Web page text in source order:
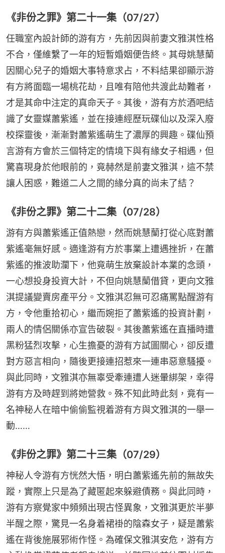
《非份之罪》第二十一集（07/27）
任職室內設計師的游有方，先前因與前妻文雅淇性格
不合，僅維繫了一年的短暫婚姻便告終。其母姚慧蘭
因關心兒子的婚姻大事特意求占，不料結果卻顯示游
有方將面臨一場桃花劫，且唯有陪他共渡此劫難者，
才是其命中注定的真命天子。其後，游有方於酒吧結
識了女靈媒蕭紫遙，並在接連經歷玩碟仙以及深入廢
校探靈後，漸漸對蕭紫遙萌生了濃厚的興趣。碟仙預
言游有方會於三個特定的情境下與有緣女子相遇，但
驚喜現身於他眼前的，竟赫然是前妻文雅淇，這不禁
讓人困惑，難道二人之間的緣分真的尚未了結？
《非份之罪》第二十二集（07/28）
游有方與蕭紫遙正值熱戀，然而姚慧蘭打從心底對蕭
紫遙毫無好感。適逢游有方於事業上遭遇挫折，在蕭
紫遙的推波助瀾下，他竟萌生放棄設計本業的念頭，
一心想投身投資大計，不但向姚慧蘭借貸，更向文雅
淇提議變賣房產平分。文雅淇忍無可忍痛罵點醒游有
方，令他重拾初心，繼而婉拒了蕭紫遙的投資計劃，
兩人的情侶關係亦宣告破裂。其後蕭紫遙在直播時遭
黑粉猛烈攻擊，心生擔憂的游有方試圖關心，卻反遭
對方惡言相向，隨後更接連招惹來一連串惡意騷擾。
與此同時，文雅淇亦無辜受牽連遭人迷暈綁架，幸得
游有方及時趕到將她營救。殊不知此時此刻，竟有一
名神秘人在暗中偷偷監視着游有方與文雅淇的一舉一
動……
《非份之罪》第二十三集（07/29）
神秘人令游有方恍然大悟，明白蕭紫遙先前的無故失
蹤，實際上只是為了藏匿起來躲避債務。與此同時，
游有方察覺家中頻頻出現古怪異象，文雅淇更於半夢
半醒之際，驚見一名身着裙褂的陰森女子，疑是蕭紫
遙在背後施展邪術作怪。為確保文雅淇安危，游有方